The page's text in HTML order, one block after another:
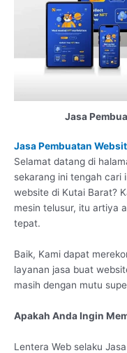
Jasa
Jasa Pembuatan
Selamat datang di
sekarang ini tengah cari
website di Kutai Barat?
mesin telusur, itu artiya
tepat.
Baik, Kami dapat
layanan jasa buat
masih dengan mutu
Apakah Anda Ingin
Lentera Web selaku